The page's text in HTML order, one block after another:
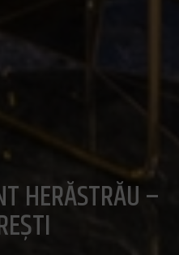
HERĂSTRĂU –